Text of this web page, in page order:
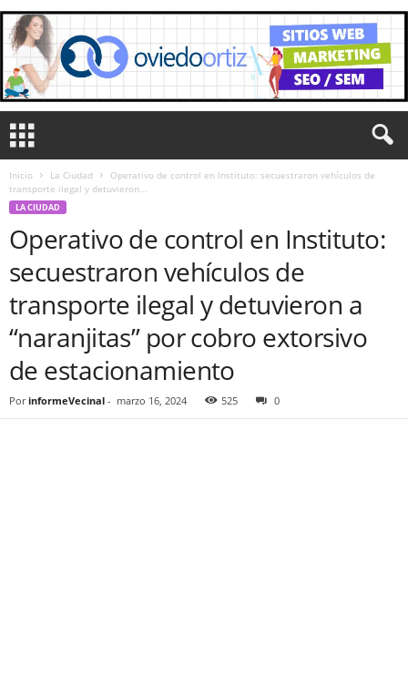
Inicio La Ciudad
Operativo de control en Instituto: secuestraron vehículos de
transporte ilegal y detuvieron...
LA CIUDAD
Operativo de control en Instituto:
secuestraron vehículos de
transporte ilegal y detuvieron a
“naranjitas” por cobro extorsivo
de estacionamiento
Por informeVecinal - marzo 16, 2024 525 0